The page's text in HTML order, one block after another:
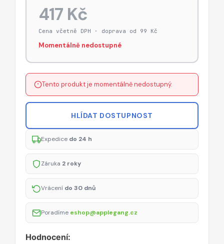
417 Kč
Cena včetně DPH · doprava od 99 Kč
Momentálně nedostupné
Tento produkt je momentálně nedostupný.
HLÍDAT DOSTUPNOST
Expedice do 24 h
Záruka 2 roky
Vrácení do 30 dnů
Poradíme eshop@applegang.cz
Hodnocení: